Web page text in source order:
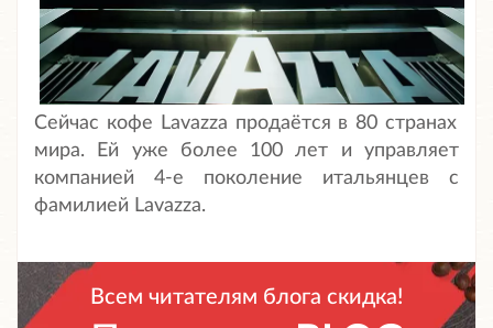
Сейчас кофе Lavazza продаётся в 80 странах
мира. Ей уже более 100 лет и управляет
компанией 4-е поколение итальянцев с
фамилией Lavazza.
Всем читателям блога скидка!